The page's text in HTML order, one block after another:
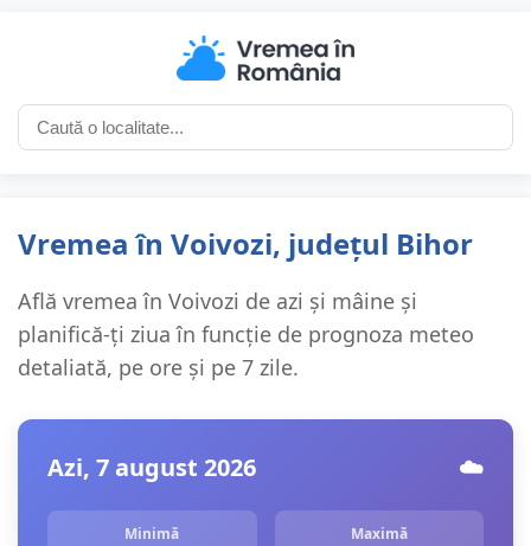
Vremea în Voivozi, județul Bihor
Află vremea în Voivozi de azi și mâine și
planifică-ți ziua în funcție de prognoza meteo
detaliată, pe ore și pe 7 zile.
Azi, 7 august 2026 ☁️
Minimă Maximă